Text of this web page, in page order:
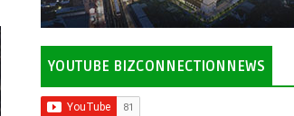
YOUTUBE BIZCONNECTIONNEWS